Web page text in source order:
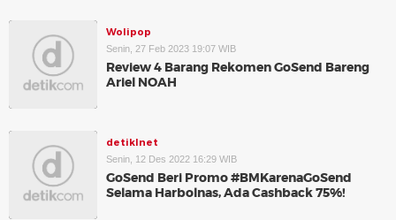
Wolipop
Senin, 27 Feb 2023 19:07 WIB
Review 4 Barang Rekomen GoSend Bareng
Ariel NOAH
detikInet
Senin, 12 Des 2022 16:29 WIB
GoSend Beri Promo #BMKarenaGoSend
Selama Harbolnas, Ada Cashback 75%!